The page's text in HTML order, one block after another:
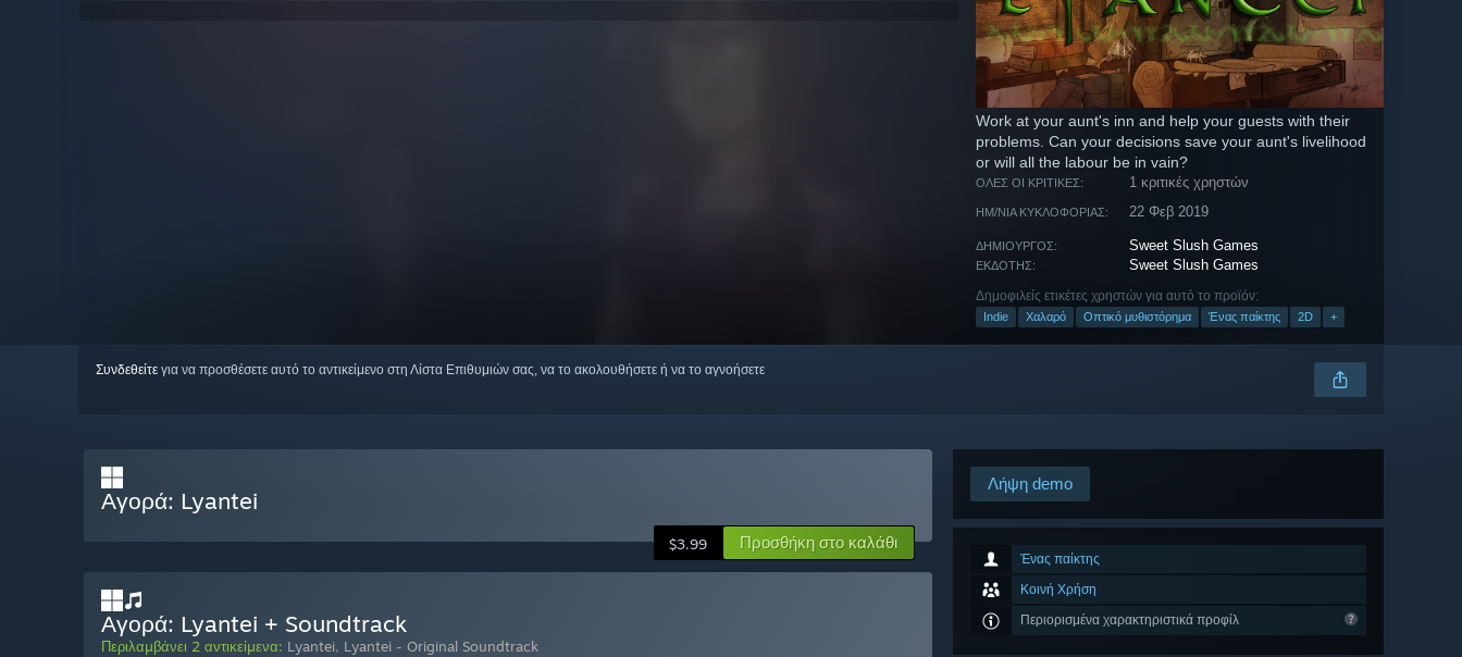
Work at your aunt's inn and help your guests with their
problems. Can your decisions save your aunt's livelihood
or will all the labour be in vain?
ΌΛΕΣ ΟΙ ΚΡΙΤΙΚΈΣ: 1 κριτικές χρηστών
ΗΜ/ΝΊΑ ΚΥΚΛΟΦΟΡΊΑΣ: 22 Φεβ 2019
ΔΗΜΙΟΥΡΓΌΣ: Sweet Slush Games
ΕΚΔΌΤΗΣ: Sweet Slush Games
Δημοφιλείς ετικέτες χρηστών για αυτό το προϊόν:
Indie Χαλαρό Οπτικό μυθιστόρημα Ένας παίκτης 2D +
Συνδεθείτε για να προσθέσετε αυτό το αντικείμενο στη Λίστα Επιθυμιών σας, να το ακολουθήσετε ή να το αγνοήσετε
Λήψη demo
Ένας παίκτης
Κοινή Χρήση
Περιορισμένα χαρακτηριστικά προφίλ
Αγορά: Lyantei
$3.99 Προσθήκη στο καλάθι
Αγορά: Lyantei + Soundtrack
Περιλαμβάνει 2 αντικείμενα: Lyantei, Lyantei - Original Soundtrack